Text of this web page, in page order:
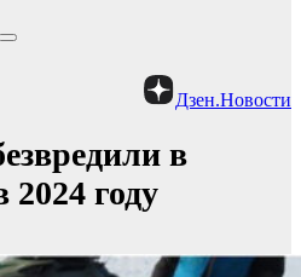
Дзен.Новости
в
2024 году